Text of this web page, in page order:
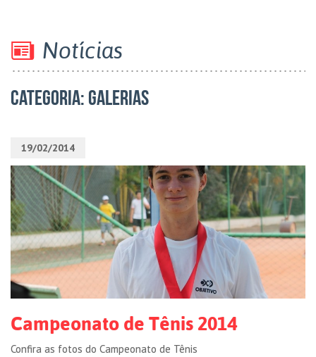
Notícias
Categoria: Galerias
19/02/2014
Campeonato de Tênis 2014
Confira as fotos do Campeonato de Tênis